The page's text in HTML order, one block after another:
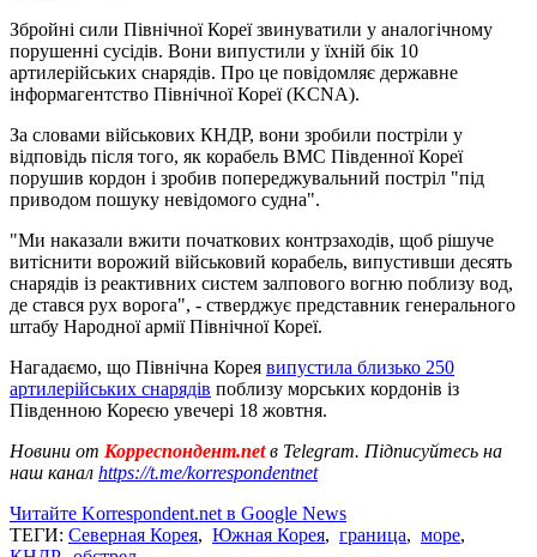
Збройні сили Північної Кореї звинуватили у аналогічному
порушенні сусідів. Вони випустили у їхній бік 10
артилерійських снарядів. Про це повідомляє державне
інформагентство Північної Кореї (KCNA).
За словами військових КНДР, вони зробили постріли у
відповідь після того, як корабель ВМС Південної Кореї
порушив кордон і зробив попереджувальний постріл "під
приводом пошуку невідомого судна".
"Ми наказали вжити початкових контрзаходів, щоб рішуче
витіснити ворожий військовий корабель, випустивши десять
снарядів із реактивних систем залпового вогню поблизу вод,
де стався рух ворога", - стверджує представник генерального
штабу Народної армії Північної Кореї.
Нагадаємо, що Північна Корея випустила близько 250
артилерійських снарядів поблизу морських кордонів із
Південною Кореєю увечері 18 жовтня.
Новини от Корреспондент.netв Telegram. Підписуйтесь на
наш канал https://t.me/korrespondentnet
Читайте Korrespondent.net в Google News
ТЕГИ: Северная Корея, Южная Корея, граница, море,